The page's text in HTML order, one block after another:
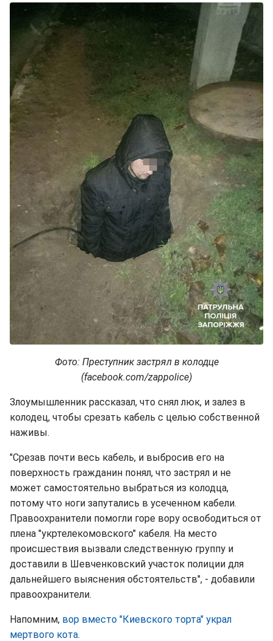
Фото: Преступник застрял в колодце
(facebook.com/zappolice)
Злоумышленник рассказал, что снял люк, и залез в
колодец, чтобы срезать кабель с целью собственной
наживы.
"Срезав почти весь кабель, и выбросив его на
поверхность гражданин понял, что застрял и не
может самостоятельно выбраться из колодца,
потому что ноги запутались в усеченном кабели.
Правоохранители помогли горе вору освободиться от
плена "укртелекомовского" кабеля. На место
происшествия вызвали следственную группу и
доставили в Шевченковский участок полиции для
дальнейшего выяснения обстоятельств", - добавили
правоохранители.
Напомним, вор вместо "Киевского торта" украл
мертвого кота.